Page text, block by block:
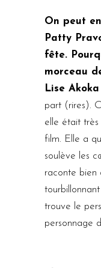
On peut
Patty
fête.
morceau
Lise Akoka
part (rires).
elle était
film. Elle a
soulève les
raconte bien
trouve le
personnage